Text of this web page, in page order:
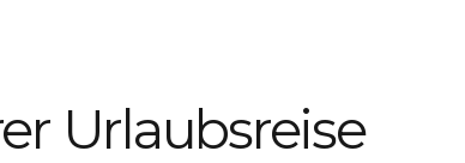
Urlaubsreise